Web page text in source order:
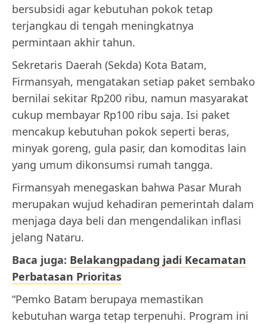
bersubsidi agar kebutuhan pokok tetap
terjangkau di tengah meningkatnya
permintaan akhir tahun.
Sekretaris Daerah (Sekda) Kota Batam,
Firmansyah, mengatakan setiap paket sembako
bernilai sekitar Rp200 ribu, namun masyarakat
cukup membayar Rp100 ribu saja. Isi paket
mencakup kebutuhan pokok seperti beras,
minyak goreng, gula pasir, dan komoditas lain
yang umum dikonsumsi rumah tangga.
Firmansyah menegaskan bahwa Pasar Murah
merupakan wujud kehadiran pemerintah dalam
menjaga daya beli dan mengendalikan inflasi
jelang Nataru.
Baca juga: Belakangpadang jadi Kecamatan
Perbatasan Prioritas
“Pemko Batam berupaya memastikan
kebutuhan warga tetap terpenuhi. Program ini